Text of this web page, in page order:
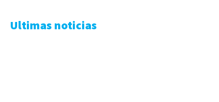
Ultimas noticias